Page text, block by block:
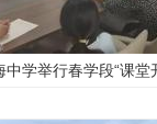
中学举行春学段“课堂